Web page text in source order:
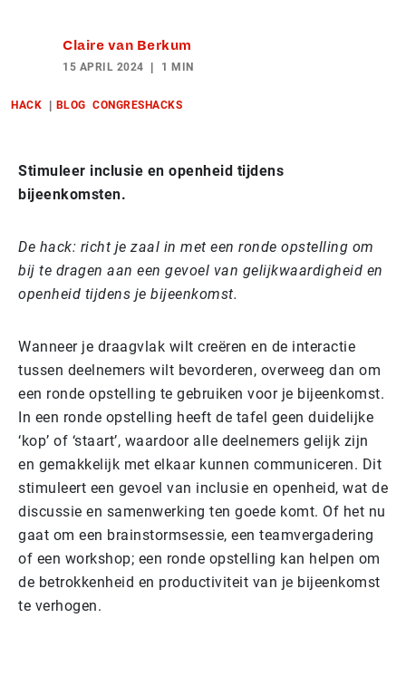
Claire van Berkum
15 APRIL 2024 1 MIN
HACK BLOG CONGRESHACKS
Stimuleer inclusie en openheid tijdens
bijeenkomsten.
De hack: richt je zaal in met een ronde opstelling om
bij te dragen aan een gevoel van gelijkwaardigheid en
openheid tijdens je bijeenkomst.
Wanneer je draagvlak wilt creëren en de interactie
tussen deelnemers wilt bevorderen, overweeg dan om
een ronde opstelling te gebruiken voor je bijeenkomst.
In een ronde opstelling heeft de tafel geen duidelijke
‘kop’ of ‘staart’, waardoor alle deelnemers gelijk zijn
en gemakkelijk met elkaar kunnen communiceren. Dit
stimuleert een gevoel van inclusie en openheid, wat de
discussie en samenwerking ten goede komt. Of het nu
gaat om een brainstormsessie, een teamvergadering
of een workshop; een ronde opstelling kan helpen om
de betrokkenheid en productiviteit van je bijeenkomst
te verhogen.